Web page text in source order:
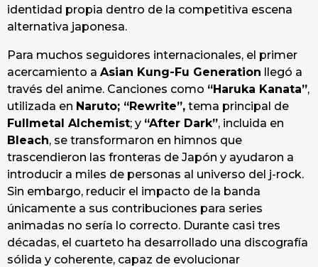
identidad propia dentro de la competitiva escena
alternativa japonesa.
Para muchos seguidores internacionales, el primer
acercamiento a Asian Kung-Fu Generation llegó a
través del anime. Canciones como “Haruka Kanata”,
utilizada en Naruto; “Rewrite”, tema principal de
Fullmetal Alchemist; y “After Dark”, incluida en
Bleach, se transformaron en himnos que
trascendieron las fronteras de Japón y ayudaron a
introducir a miles de personas al universo del j-rock.
Sin embargo, reducir el impacto de la banda
únicamente a sus contribuciones para series
animadas no sería lo correcto. Durante casi tres
décadas, el cuarteto ha desarrollado una discografía
sólida y coherente, capaz de evolucionar